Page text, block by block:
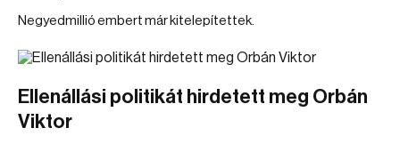
Negyedmillió embert már kitelepítettek.
Ellenállási politikát hirdetett meg Orbán
Viktor